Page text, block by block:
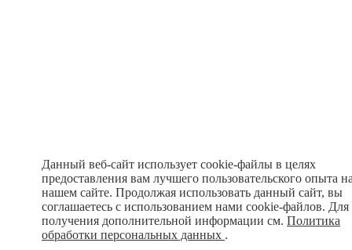
Данный веб-сайт использует cookie-файлы в целях
предоставления вам лучшего пользовательского опыта
нашем сайте. Продолжая использовать данный сайт, вы
соглашаетесь с использованием нами cookie-файлов. Для
получения дополнительной информации см.Политика
обработки персональных данных .